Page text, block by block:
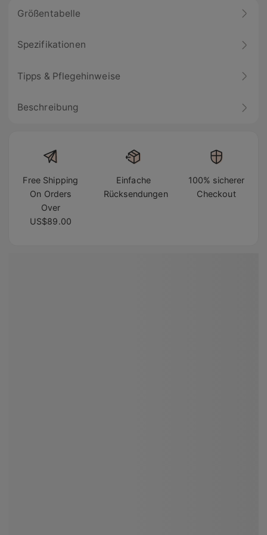
Größentabelle
Spezifikationen
Tipps & Pflegehinweise
Beschreibung
Free Shipping
On Orders
Over
US$89.00
Einfache
Rücksendungen
100% sicherer
Checkout